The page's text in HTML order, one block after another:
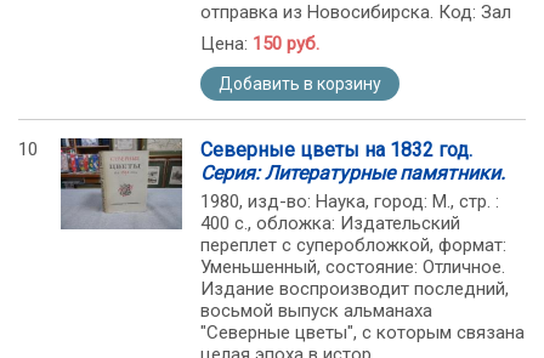
отправка из Новосибирска. Код: Зал
Цена: 150 руб.
Добавить в корзину
10
Северные цветы на 1832 год.
Серия: Литературные памятники.
1980, изд-во: Наука, город: М., стр. :
400 с., обложка: Издательский
переплет с суперобложкой, формат:
Уменьшенный, состояние: Отличное.
Издание воспроизводит последний,
восьмой выпуск альманаха
"Северные цветы", с которым связана